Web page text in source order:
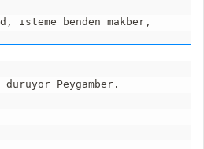
isteme benden makber,
duruyor Peygamber.